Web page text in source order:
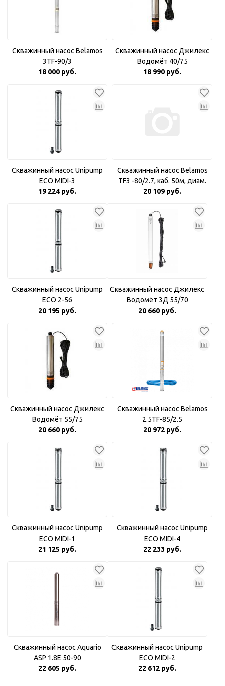
Скважинный насос Belamos
3TF-90/3
18 000 руб.
Скважинный насос Джилекс
Водомёт 40/75
18 990 руб.
Скважинный насос Unipump
ECO MIDI-3
19 224 руб.
Скважинный насос Belamos
TF3 -80/2.7, каб. 50м, диам.
78мм
20 109 руб.
Скважинный насос Unipump
ECO 2-56
20 195 руб.
Скважинный насос Джилекс
Водомёт 3Д 55/70
20 660 руб.
Скважинный насос Джилекс
Водомёт 55/75
20 660 руб.
Скважинный насос Belamos
2.5TF-85/2.5
20 972 руб.
Скважинный насос Unipump
ECO MIDI-1
21 125 руб.
Скважинный насос Unipump
ECO MIDI-4
22 233 руб.
Скважинный насос Aquario
ASP 1.8Е 50-90
22 605 руб.
Скважинный насос Unipump
ECO MIDI-2
22 612 руб.